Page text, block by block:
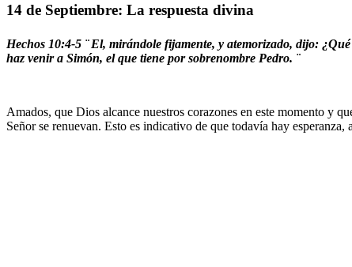
14 de Septiembre: La respuesta divina
Hechos 10:4-5 ¨ El, mirándole fijamente, y atemorizado, dijo:
haz venir a Simón, el que tiene por sobrenombre Pedro. ¨
Amados, que Dios alcance nuestros corazones en este momento y
Señor se renuevan. Esto es indicativo de que todavía hay